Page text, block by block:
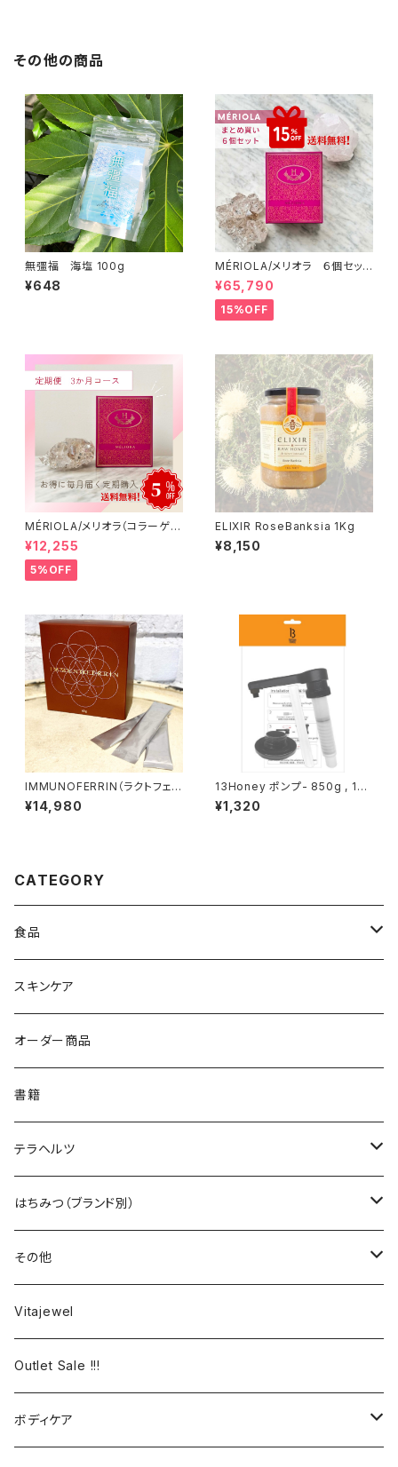
その他の商品
無彊福 海塩 100g
¥648
MÉRIOLA/メリオラ ６個セッ
ト 【15%OFF】【送料無料】
¥65,790
15%OFF
MÉRIOLA/メリオラ（コラーゲン
サポート）定期便（3か月コース）
【送料無料】
¥12,255
5%OFF
ELIXIR RoseBanksia 1Kg
¥8,150
IMMUNOFERRIN（ラクトフェリ
ン）
¥14,980
13Honey ポンプ- 850g , 150
0g 用
¥1,320
CATEGORY
食品
ハーブティー
はちみつ
セット商品
オーストラリア
スコットランド
ニュージーランド
ココナツオイル
コラーゲン
アミノ酸
ビール酵母
ラクトフェリン
スキンケア
オーダー商品
書籍
テラヘルツ
カッサ
はちみつ（ブランド別）
HFL（Honey for Life）
HOLISTETIQUE
HIG
13honey
その他
無彊福シリーズ
美身シリーズ
Vitajewel
Outlet Sale !!!
ボディケア